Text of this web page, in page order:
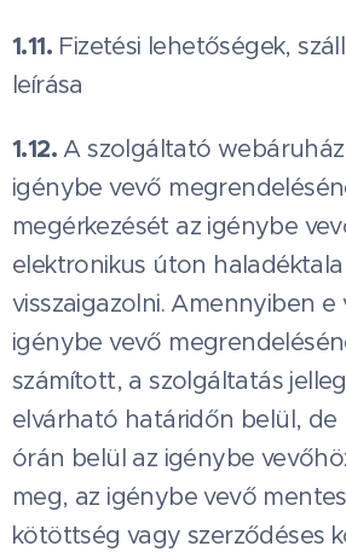
1.11. Fizetési lehetőségek,
leírása
1.12. A szolgáltató
igénybe vevő
megérkezését az igénybe
elektronikus úton
visszaigazolni. Amennyiben e
igénybe vevő
számított, a szolgáltatás
elvárható határidőn belül, de
órán belül az igénybe
meg, az igénybe vevő
kötöttség vagy szerződéses